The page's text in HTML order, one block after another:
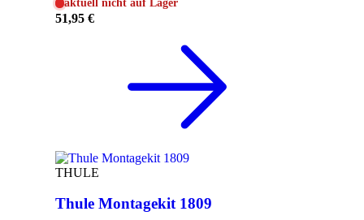
aktuell nicht auf Lager
51,95 €
THULE
Thule Montagekit 1809